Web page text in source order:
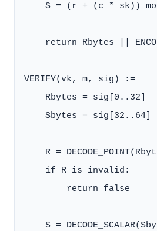
S = (r + (c * sk))
return Rbytes ||
VERIFY(vk, m, sig) :=
    Rbytes = sig[0..32]
    Sbytes = sig[32..64]
R =
    if R is invalid:
        return false
S =